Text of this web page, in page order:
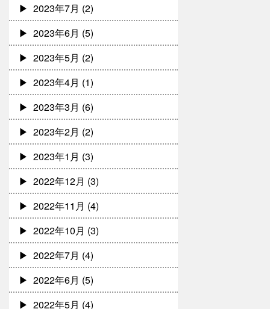
2023年7月 (2)
2023年6月 (5)
2023年5月 (2)
2023年4月 (1)
2023年3月 (6)
2023年2月 (2)
2023年1月 (3)
2022年12月 (3)
2022年11月 (4)
2022年10月 (3)
2022年7月 (4)
2022年6月 (5)
2022年5月 (4)